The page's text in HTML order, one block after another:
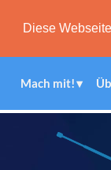
Diese
Mach mit!